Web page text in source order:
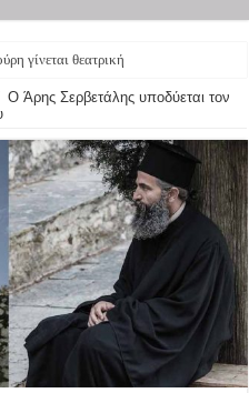
γίνεται θεατρική παρά
O Άρης Σερβετάλης υποδύεται τον